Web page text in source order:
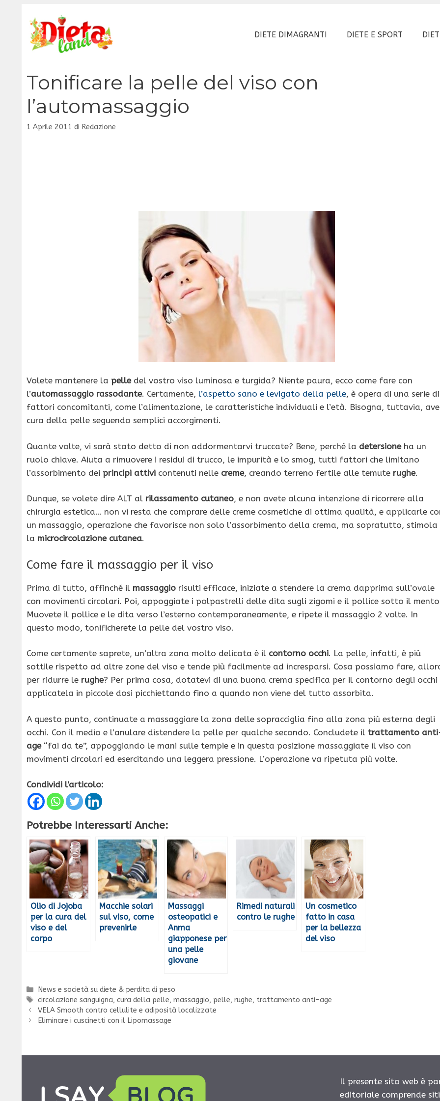
contenuto
DIETE DIMAGRANTI DIETE E SPORT
Tonificare la pelle del viso con
l’automassaggio
1 Aprile 2011 di Redazione
Volete mantenere la pelledel vostro viso luminosa e turgida? Niente paura, ecco come fare con
l’automassaggio rassodante. Certamente, l’aspetto sano e levigato della pelle, è opera di una serie di
fattori concomitanti, come l’alimentazione, le caratteristiche individuali e l’età. Bisogna, tuttavia,
cura della pelle seguendo semplici accorgimenti.
Quante volte, vi sarà stato detto di non addormentarvi truccate? Bene, perché la detersioneha un
ruolo chiave. Aiuta a rimuovere i residui di trucco, le impurità e lo smog, tutti fattori che limitano
l’assorbimento dei principi attivi contenuti nelle creme, creando terreno fertile alle temute rughe.
Dunque, se volete dire ALT al rilassamento cutaneo, e non avete alcuna intenzione di ricorrere alla
chirurgia estetica… non vi resta che comprare delle creme cosmetiche di ottima qualità, e applicarle
un massaggio, operazione che favorisce non solo l’assorbimento della crema, ma sopratutto, stimola
la microcircolazione cutanea.
Come fare il massaggio per il viso
Prima di tutto, affinché il massaggio risulti efficace, iniziate a stendere la crema dapprima sull’ovale
con movimenti circolari. Poi, appoggiate i polpastrelli delle dita sugli zigomi e il pollice sotto il
Muovete il pollice e le dita verso l’esterno contemporaneamente, e ripete il massaggio 2 volte. In
questo modo, tonificherete la pelle del vostro viso.
Come certamente saprete, un’altra zona molto delicata è il contorno occhi. La pelle, infatti, è più
sottile rispetto ad altre zone del viso e tende più facilmente ad incresparsi. Cosa possiamo fare,
per ridurre le rughe? Per prima cosa, dotatevi di una buona crema specifica per il contorno degli occhi
applicatela in piccole dosi picchiettando fino a quando non viene del tutto assorbita.
A questo punto, continuate a massaggiare la zona delle sopracciglia fino alla zona più esterna degli
occhi. Con il medio e l’anulare distendere la pelle per qualche secondo. Concludete il trattamento
age“fai da te”, appoggiando le mani sulle tempie e in questa posizione massaggiate il viso con
movimenti circolari ed esercitando una leggera pressione. L’operazione va ripetuta più volte.
Condividi l'articolo:
Potrebbe Interessarti Anche:
Olio di Jojoba
per la cura del
viso e del
corpo
Macchie solari
sul viso, come
prevenirle
Massaggi
osteopatici e
Anma
giapponese per
una pelle
giovane
Rimedi naturali
contro le rughe
Un cosmetico
fatto in casa
per la bellezza
del viso
Categorie
News e società su diete & perdita di peso
Tag
circolazione sanguigna,cura della pelle,massaggio, pelle,rughe, trattamento anti-age
VELA Smooth contro cellulite e adiposità localizzate
Eliminare i cuscinetti con il Lipomassage
Il presente sito web è
editoriale comprende